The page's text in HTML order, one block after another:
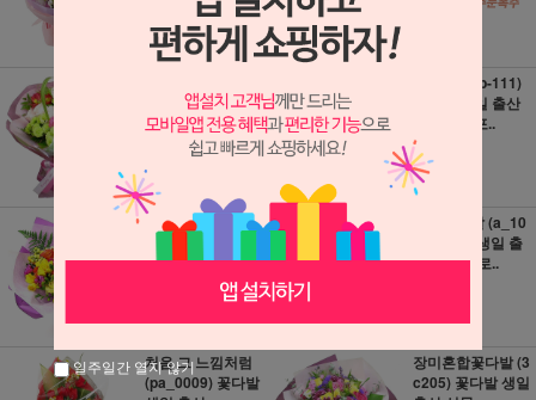
48,000원
480원 적립
5) 꽃다발 생일 출
산 선물 프..
48,000원
480원 적립
향기가득 (b-111)
꽃다발 생일 출산
선물 프로포..
48,000원
480원 적립
행복한 하루! (a_0
038) 꽃다발 생일
출산 선물..
카라꽃다발 (a_10
6) 꽃다발 생일 출
산 선물 프로..
처음 그 느낌처럼
(pa_0009) 꽃다발
장미혼합꽃다발 (3
c205) 꽃다발 생일
일주일간 열지 않기